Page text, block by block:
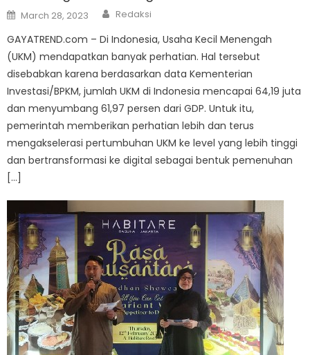
Posted
on
March 28, 2023 Author
Redaksi
GAYATREND.com – Di Indonesia, Usaha Kecil Menengah
(UKM) mendapatkan banyak perhatian. Hal tersebut
disebabkan karena berdasarkan data Kementerian
Investasi/BPKM, jumlah UKM di Indonesia mencapai 64,19 juta
dan menyumbang 61,97 persen dari GDP. Untuk itu,
pemerintah memberikan perhatian lebih dan terus
mengakselerasi pertumbuhan UKM ke level yang lebih tinggi
dan bertransformasi ke digital sebagai bentuk pemenuhan
[…]